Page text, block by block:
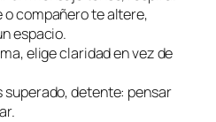
o compañero te altere,
espacio.
elige claridad en vez de
superado, detente: pensar